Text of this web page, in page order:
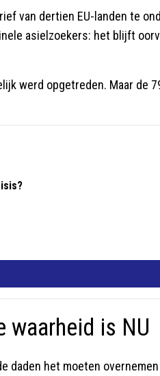
van dertien EU-landen te
asielzoekers: het blijft
werd opgetreden. Maar de
waarheid is NU
daden het moeten